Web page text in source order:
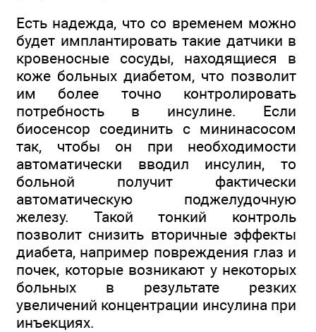
Есть надежда, что со временем можно
будет имплантировать такие датчики в
кровеносные сосуды, находящиеся в
коже больных диабетом, что позволит
им более точно контролировать
потребность в инсулине. Если
биосенсор соединить с мининасосом
так, чтобы он при необходимости
автоматически вводил инсулин, то
больной получит фактически
автоматическую поджелудочную
железу. Такой тонкий контроль
позволит снизить вторичные эффекты
диабета, например повреждения глаз и
почек, которые возникают у некоторых
больных в результате резких
увеличений концентрации инсулина при
инъекциях.